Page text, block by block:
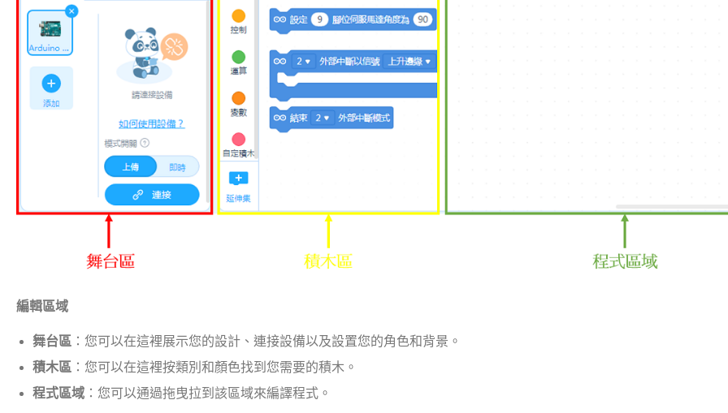
編輯區域
舞台區 ：您可以在這裡展示您的設計、連接設備以及設置您的角色和背景。
積木區 ：您可以在這裡按類別和顏色找到您需要的積木。
程式區域 ：您可以通過拖曳拉到該區域來編譯程式。